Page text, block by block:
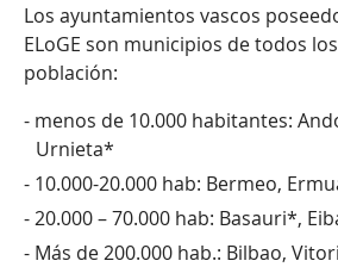
Los ayuntamientos vascos
ELoGE son municipios de todos
población:
menos de 10.000 habitantes:
Urnieta*
10.000-20.000 hab: Bermeo,
20.000 – 70.000 hab: Basauri*,
Más de 200.000 hab.: Bilbao,